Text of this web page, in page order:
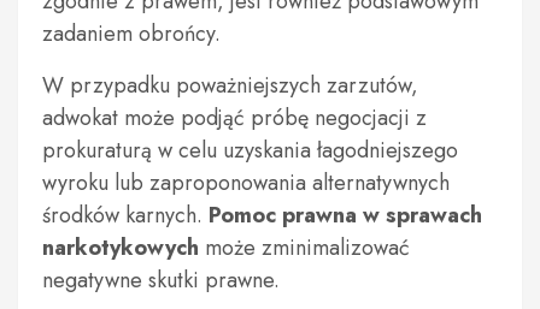
zadaniem obrońcy.
W przypadku poważniejszych zarzutów,
adwokat może podjąć próbę negocjacji z
prokuraturą w celu uzyskania łagodniejszego
wyroku lub zaproponowania alternatywnych
środków karnych. Pomoc prawna w sprawach
narkotykowych może zminimalizować
negatywne skutki prawne.